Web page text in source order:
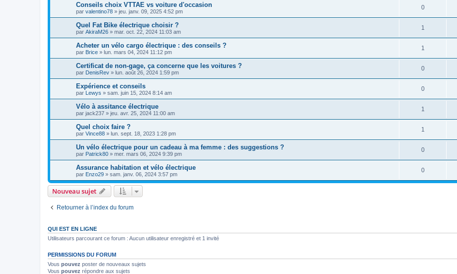
Conseils choix VTTAE vs voiture d'occasion
par valentino78 » jeu. janv. 09, 2025 4:52 pm
0
Quel Fat Bike électrique choisir ?
par AkiraM26 » mar. oct. 22, 2024 11:03 am
1
Acheter un vélo cargo électrique : des conseils ?
par Brice » lun. mars 04, 2024 11:12 pm
1
Certificat de non-gage, ça concerne que les voitures ?
par DenisRev » lun. août 26, 2024 1:59 pm
0
Expérience et conseils
par Lewys » sam. juin 15, 2024 8:14 am
0
Vélo à assitance électrique
par jack237 » jeu. avr. 25, 2024 11:00 am
1
Quel choix faire ?
par Vince88 » lun. sept. 18, 2023 1:28 pm
1
Un vélo électrique pour un cadeau à ma femme : des suggestions ?
par Patrick80 » mer. mars 06, 2024 9:39 pm
0
Assurance habitation et vélo électrique
par Enzo29 » sam. janv. 06, 2024 3:57 pm
0
Nouveau sujet
Retourner à l’index du forum
QUI EST EN LIGNE
Utilisateurs parcourant ce forum : Aucun utilisateur enregistré et 1 invité
PERMISSIONS DU FORUM
Vous pouvez poster de nouveaux sujets
Vous pouvez répondre aux sujets